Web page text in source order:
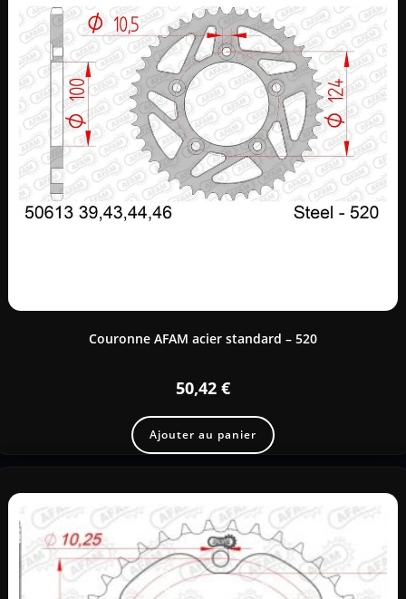
Couronne AFAM acier standard – 520
50,42 €
Ajouter au panier